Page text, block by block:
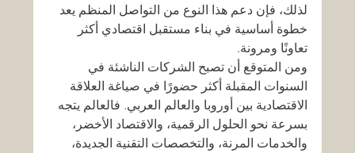
لذلك، فإن دعم هذا النوع من التواصل المنظم يعد
خطوة أساسية في بناء مستقبل اقتصادي أكثر
تعاونًا ومرونة.
ومن المتوقع أن تصبح الشركات الناشئة في
السنوات المقبلة أكثر حضورًا في صياغة العلاقة
الاقتصادية بين أوروبا والعالم العربي. فالعالم يتجه
بسرعة نحو الحلول الرقمية، والاقتصاد الأخضر،
والخدمات المرنة، والتخصصات التقنية الجديدة،